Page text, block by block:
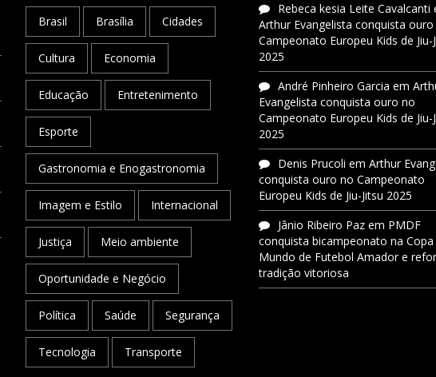
Brasil Brasília Cidades
Cultura Economia
Educação Entretenimento
Esporte
Gastronomia e Enogastronomia
Imagem e Estilo Internacional
Justiça Meio ambiente
Oportunidade e Negócio
Política Saúde Segurança
Tecnologia Transporte
Rebeca kesia Leite Cavalcanti
Arthur Evangelista conquista
Campeonato Europeu Kids de Jiu-
2025
André Pinheiro Garcia em
Evangelista conquista ouro no
Campeonato Europeu Kids de Jiu-
2025
Denis Prucoli em Arthur
conquista ouro no Campeonato
Europeu Kids de Jiu-Jitsu 2025
Jânio Ribeiro Paz em PMDF
conquista bicampeonato na Copa
Mundo de Futebol Amador e
tradição vitoriosa